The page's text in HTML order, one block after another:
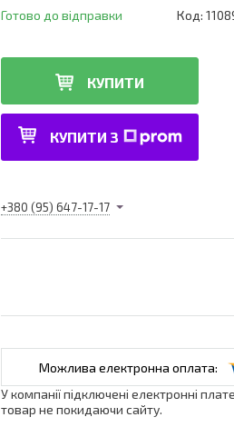
Готово до відправки Код:
КУПИТИ
КУПИТИ З
+380 (95) 647-17-17
У компанії підключені електронні
товар не покидаючи сайту.